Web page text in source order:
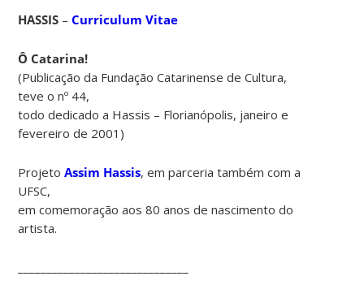
HASSIS –Curriculum Vitae
Ô Catarina!
(Publicação da Fundação Catarinense de Cultura,
teve o nº 44,
todo dedicado a Hassis – Florianópolis, janeiro e
fevereiro de 2001)
ProjetoAssim Hassis, em parceria também com a
UFSC,
em comemoração aos 80 anos de nascimento do
artista.